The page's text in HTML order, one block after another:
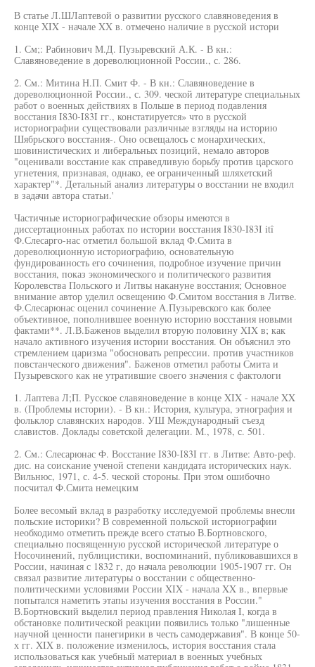
В статье Л.ШЛаптевой о развитии русского славяноведения в
конце XIX - начале XX в. отмечено наличие в русской истори
1. См;: Рабинович М.Д. Пузыревский А.К. - В кн.:
Славяноведение в дореволюционной России., с. 286.
2. См.: Митина Н.П. Смит Ф. - В кн.: Славяноведение в
дореволюционной России., с. 309. ческой литературе специальных
работ о военных действиях в Польше в период подавления
восстания I830-I83I гг., констатируется» что в русской
историографии существовали различные взгляды на историю
Шябрьского восстания-. Оно освещалось с монархических,
шовинистических и либеральных позиций, немало авторов
"оценивали восстание как справедливую борьбу против царского
угнетения, признавая, однако, ее ограниченный шляхетский
характер"*. Детальный анализ литературы о восстании не входил
в задачи автора статьи.'
Частичные историографические обзоры имеются в
диссертационных работах по истории восстания I830-I83I itî
Ф.Слесарго-нас отметил большой вклад Ф.Смита в
дореволюционную историографию, основательную
фундированность его сочинения, подробное изучение причин
восстания, показ экономического и политического развития
Королевства Польского и Литвы накануне восстания; Основное
внимание автор уделил освещению Ф.Смитом восстания в Литве.
Ф.Слесарюнас оценил сочинение А.Пузыревского как более
объективное, пополнившее военную историю восстания новыми
фактами**. Л.В.Баженов выделил вторую половину XIX в; как
начало активного изучения истории восстания. Он объяснил это
стремлением царизма "обосновать репрессии. против участников
повстанческого движения". Баженов отметил работы Смита и
Пузыревского как не утратившие своего значения с фактологи
1. Лаптева Л;П. Русское славяноведение в конце XIX - начале XX
в. (Проблемы истории). - В кн.: История, культура, этнография и
фольклор славянских народов. УШ Международный съезд
славистов. Доклады советской делегации. M., 1978, с. 501.
2. См.: Слесарюнас Ф. Восстание I830-I83I гг. в Литве: Авто-реф.
дис. на соискание ученой степени кандидата исторических наук.
Вильнюс, 1971, с. 4-5. ческой стороны. При этом ошибочно
посчитал Ф.Смита немецким
Более весомый вклад в разработку исследуемой проблемы внесли
польские историки? В современной польской историографии
необходимо отметить прежде всего статью В.Бортновского,
специально посвященную русской исторической литературе о
Носочинений, публицистики, воспоминаний, публиковавшихся в
России, начиная с 1832 г, до начала революции 1905-1907 гг. Он
связал развитие литературы о восстании с общественно-
политическими условиями России XIX - начала XX в., впервые
попытался наметить этапы изучения восстания в России."
В.Бортновский выделил период правления Николая I, когда в
обстановке политической реакции появились только "лишенные
научной ценности панегирики в честь самодержавия". В конце 50-
х гг. XIX в. положение изменилось, история восстания стала
использоваться как учебный материал в военных учебных